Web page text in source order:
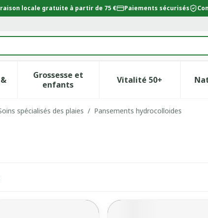
locale gratuite à partir de 75 € Paiements sécurisés
catégorie Beauté, soins et hygiène
le sous-menu pour la catégorie Régime,
Grossesse et
enfantsAfficher le sous-menu pour la
Vitalité 50+Afficher le sous-
spécialisés des plaies / Pansements hydrocolloides